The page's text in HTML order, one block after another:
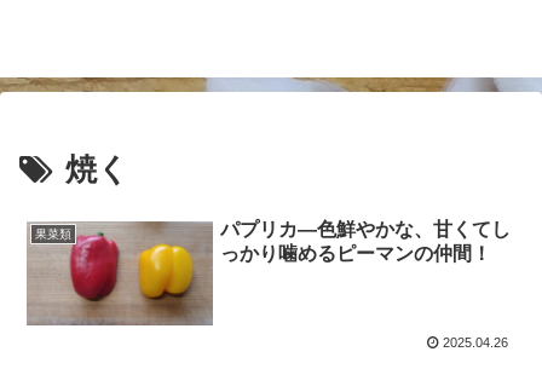
焼く
果菜類
パプリカ―色鮮やかな、甘くてし
っかり噛めるピーマンの仲間！
2025.04.26